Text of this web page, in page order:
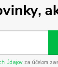
údajovza účelom